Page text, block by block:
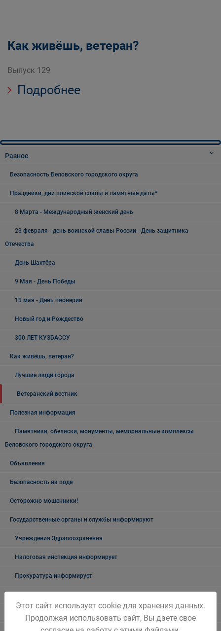
Как живёшь, ветеран?
Выпуск 129
Подробнее
Разное
Безопасность Беловского городского округа
Праздники, дни воинской славы и памятные даты*
8 Марта - Международный женский день
23 февраля - день воинской славы России - День защитника
Отечества
День Шахтёра
9 Мая - День Победы
19 мая - День пионерии
Новый год и Рождество
300 ЛЕТ КУЗБАССУ
Как живёшь, ветеран?
Лучшие люди города
Ветеранский вестник
Полезная информация
Памятники, обелиски, монументы, мемориальные комплексы
Беловского городского округа
Объявления
Безопасность на воде
Осторожно мошенники!
Государственные органы и службы информируют
Учреждения Здравоохранения
Налоговая инспекция информирует
Прокуратура информирует
Полиция
Этот сайт использует cookie для хранения данных.
Продолжая использовать сайт, Вы даете свое